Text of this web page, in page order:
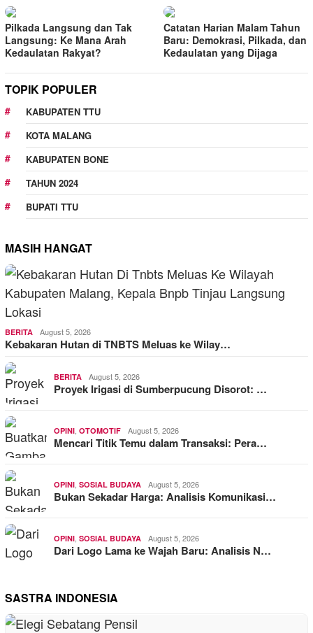
Pilkada Langsung dan Tak
Langsung: Ke Mana Arah
Kedaulatan Rakyat?
Catatan Harian Malam Tahun
Baru: Demokrasi, Pilkada, dan
Kedaulatan yang Dijaga
TOPIK POPULER
KABUPATEN TTU
KOTA MALANG
KABUPATEN BONE
TAHUN 2024
BUPATI TTU
MASIH HANGAT
BERITA August 5, 2026
Kebakaran Hutan di TNBTS Meluas ke Wilay…
BERITA August 5, 2026
Proyek Irigasi di Sumberpucung Disorot: …
OPINI OTOMOTIF August 5, 2026
Mencari Titik Temu dalam Transaksi: Pera…
OPINI SOSIAL BUDAYA August 5, 2026
Bukan Sekadar Harga: Analisis Komunikasi…
OPINI SOSIAL BUDAYA August 5, 2026
Dari Logo Lama ke Wajah Baru: Analisis N…
SASTRA INDONESIA